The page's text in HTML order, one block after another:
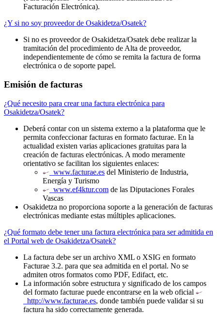
Facturación Electrónica).
¿Y si no soy proveedor de Osakidetza/Osatek?
Si no es proveedor de Osakidetza/Osatek debe realizar la
tramitación del procedimiento de Alta de proveedor,
independientemente de cómo se remita la factura de forma
electrónica o de soporte papel.
Emisión de facturas
¿Qué necesito para crear una factura electrónica para
Osakidetza/Osatek?
Deberá contar con un sistema externo a la plataforma que le
permita confeccionar facturas en formato facturae. En la
actualidad existen varias aplicaciones gratuitas para la
creación de facturas electrónicas. A modo meramente
orientativo se facilitan los siguientes enlaces:
www.facturae.es del Ministerio de Industria,
Energía y Turismo
www.ef4ktur.com de las Diputaciones Forales
Vascas
Osakidetza no proporciona soporte a la generación de facturas
electrónicas mediante estas múltiples aplicaciones.
¿Qué formato debe tener una factura electrónica para ser admitida en
el Portal web de Osakidetza/Osatek?
La factura debe ser un archivo XML o XSIG en formato
Facturae 3.2. para que sea admitida en el portal. No se
admiten otros formatos como PDF, Edifact, etc.
La información sobre estructura y significado de los campos
del formato facturae puede encontrarse en la web oficial
http://www.facturae.es, donde también puede validar si su
factura ha sido correctamente generada.